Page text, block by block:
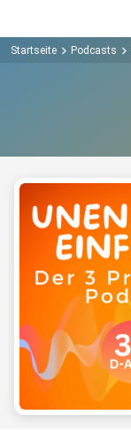
Startseite Podcasts